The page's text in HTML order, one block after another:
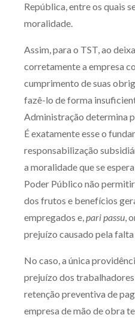
República, entre os quais
moralidade.
Assim, para o TST, ao
corretamente a empresa
cumprimento de suas
fazê-lo de forma
Administração determina
É exatamente esse o
responsabilização
a moralidade que se
Poder Público não
dos frutos e benefícios
empregados e,pari passu,
prejuízo causado pela
No caso, a única
prejuízo dos
retenção preventiva de
empresa de mão de obra